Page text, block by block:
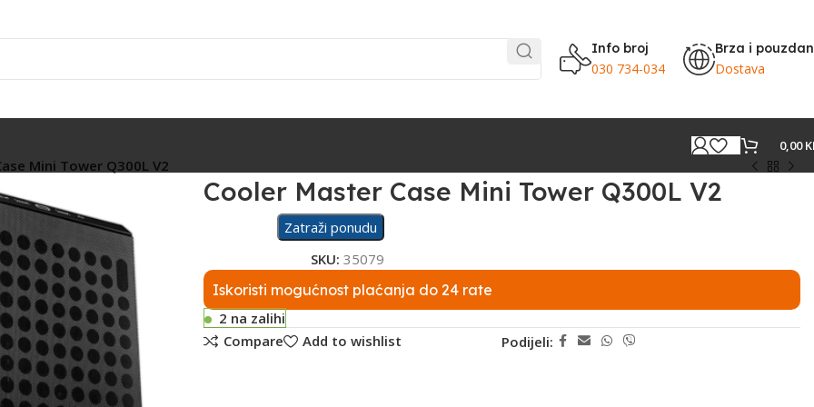
Info broj
030 734-034
Brza i
Dostava
0,00
Mini Tower Q300L V2
Cooler Master Case Mini Tower Q300L V2
Zatraži ponudu
SKU: 35079
Iskoristi mogućnost plaćanja do 24 rate
2 na zalihi
Compare
Add to wishlist Podijeli: